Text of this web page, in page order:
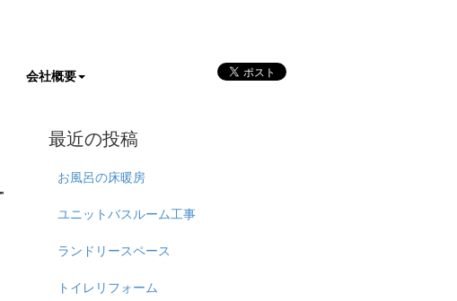
会社概要
最近の投稿
お風呂の床暖房
ユニットバスルーム工事
ランドリースペース
トイレリフォーム